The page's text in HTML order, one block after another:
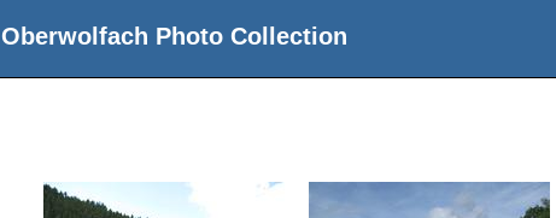
Oberwolfach Photo Collection